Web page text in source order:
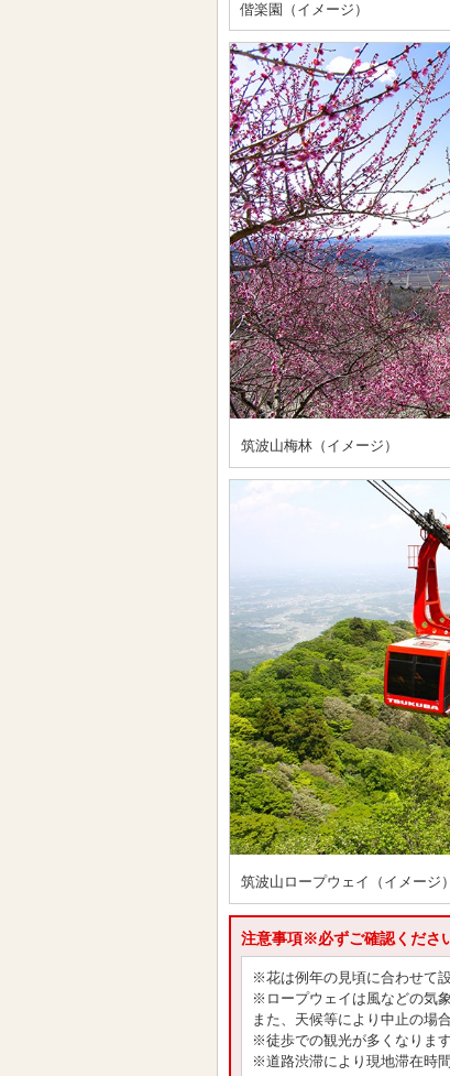
偕楽園（イメージ）
筑波山梅林（イメージ）
筑波山ロープウェイ（イメージ）
注意事項※必ずご確認くださ
※花は例年の見頃に合わせて
※ロープウェイは風などの気
また、天候等により中止の場
※徒歩での観光が多くなりま
※道路渋滞により現地滞在時